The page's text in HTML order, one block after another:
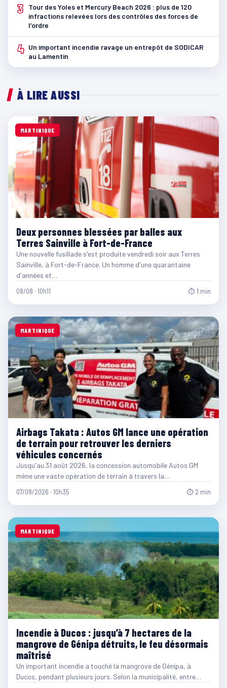
3
Tour des Yoles et Mercury Beach 2026 : plus de 120
infractions relevées lors des contrôles des forces de
l’ordre
4 Un important incendie ravage un entrepôt de SODICAR
au Lamentin
À LIRE AUSSI
MARTINIQUE
Deux personnes blessées par balles aux
Terres Sainville à Fort-de-France
Une nouvelle fusillade s'est produite vendredi soir aux Terres
Sainville, à Fort-de-France. Un homme d'une quarantaine
d'années et…
08/08 · 10h11 ⏱ 1 min
MARTINIQUE
Airbags Takata : Autos GM lance une opération
de terrain pour retrouver les derniers
véhicules concernés
Jusqu'au 31 août 2026, la concession automobile Autos GM
mène une vaste opération de terrain à travers la…
07/08/2026 · 10h35 ⏱ 2 min
MARTINIQUE
Incendie à Ducos : jusqu’à 7 hectares de la
mangrove de Génipa détruits, le feu désormais
maîtrisé
Un important incendie a touché la mangrove de Génipa, à
Ducos, pendant plusieurs jours. Selon la municipalité, entre…